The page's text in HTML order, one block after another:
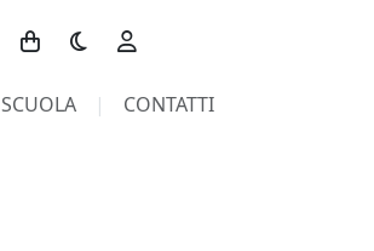
Toggle theme
SCUOLA CONTATTI